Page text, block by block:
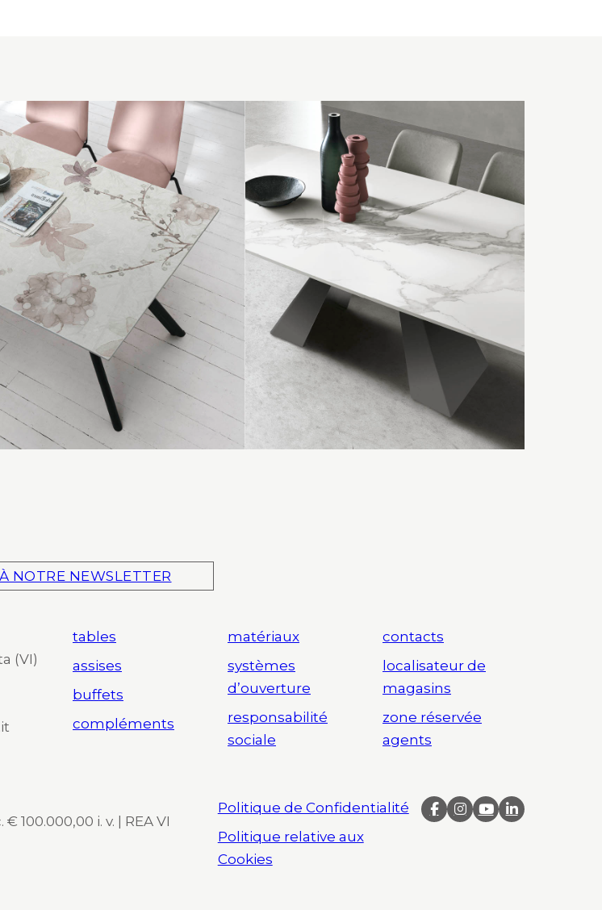
NOTRE NEWSLETTER
(VI)
tables
assises
buffets
compléments
matériaux
systèmes
d’ouverture
responsabilité
sociale
contacts
localisateur de
magasins
zone réservée
agents
100.000,00 i. v. | REA VI
Politique de Confidentialité
Politique relative aux
Cookies